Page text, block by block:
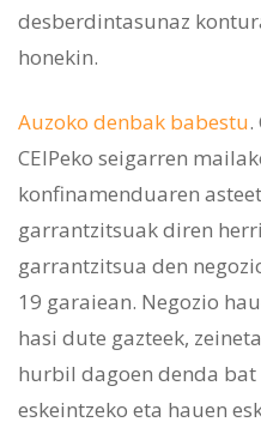
desberdintasunaz
honekin.
Auzoko denbak babestu.
CEIPeko seigarren
konfinamenduaren
garrantzitsuak diren
garrantzitsua den
19 garaiean. Negozio
hasi dute gazteek,
hurbil dagoen denda
eskeintzeko eta hauen